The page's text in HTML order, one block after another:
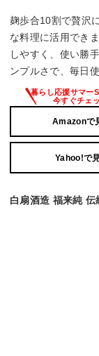
麹歩合10割で贅沢
な料理に活用でき
しやすく、使い勝
ンプルさで、毎日
Amazonで
Yahoo!で
白扇酒造 福来純